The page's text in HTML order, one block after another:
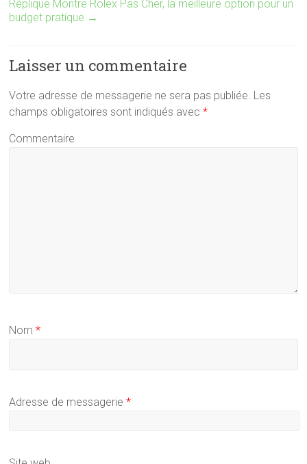
Réplique Montre Rolex Pas Cher, la meilleure option pour un
budget pratique →
Laisser un commentaire
Votre adresse de messagerie ne sera pas publiée. Les
champs obligatoires sont indiqués avec*
Commentaire
Nom*
Adresse de messagerie*